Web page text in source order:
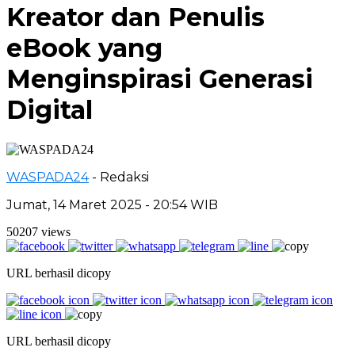
Kreator dan Penulis
eBook yang
Menginspirasi Generasi
Digital
WASPADA24 - Redaksi
Jumat, 14 Maret 2025 - 20:54 WIB
50207 views
URL berhasil dicopy
URL berhasil dicopy